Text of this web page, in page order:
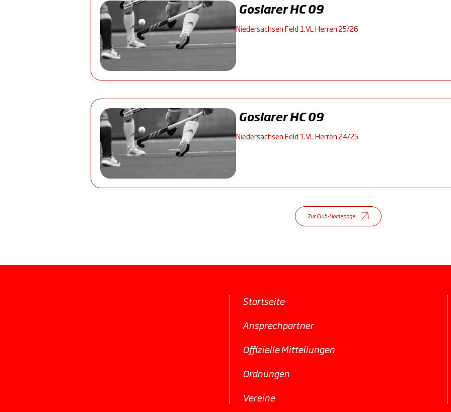
Goslarer HC 09
Niedersachsen Feld 1.VL Herren 25/26
Goslarer HC 09
Niedersachsen Feld 1.VL Herren 24/25
Zur Club-Homepage
Startseite
Ansprechpartner
Offizielle Mitteilungen
Ordnungen
Vereine